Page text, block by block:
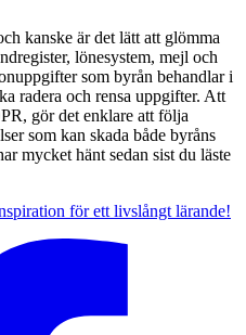
kanske är det lätt att glömma
lönesystem, mejl och
som byrån behandlar i
radera och rensa uppgifter. Att
gör det enklare att följa
som kan skada både byråns
mycket hänt sedan sist du läste
för ett livslångt lärande!